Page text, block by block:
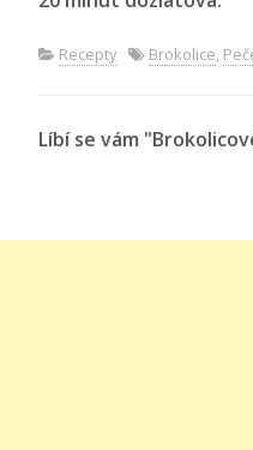
Recepty Brokolice,
Líbí se vám